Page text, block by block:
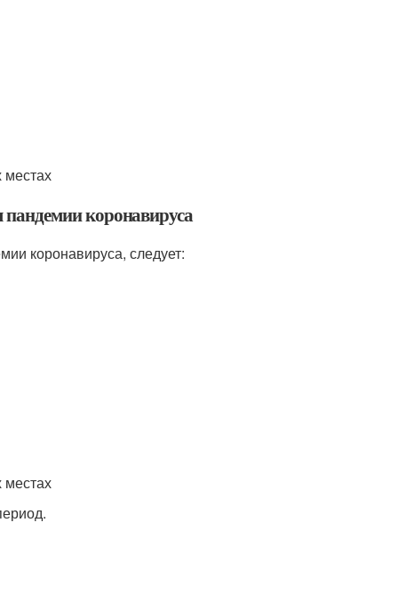
местах
пандемии коронавируса
коронавируса, следует:
местах